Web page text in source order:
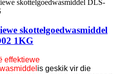
skottelgoedwasmiddel
1KG
effektiewe
is geskik vir die